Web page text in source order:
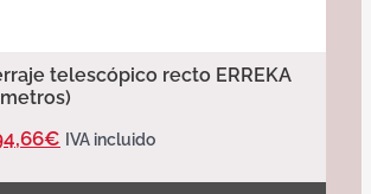
telescópico recto ERREKA
€ IVA incluido